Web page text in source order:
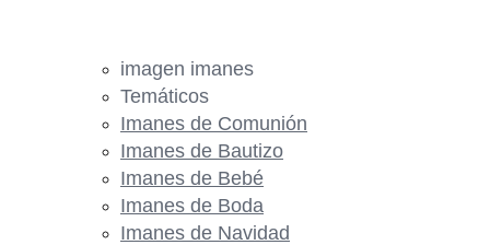
imagen imanes
Temáticos
Imanes de Comunión
Imanes de Bautizo
Imanes de Bebé
Imanes de Boda
Imanes de Navidad